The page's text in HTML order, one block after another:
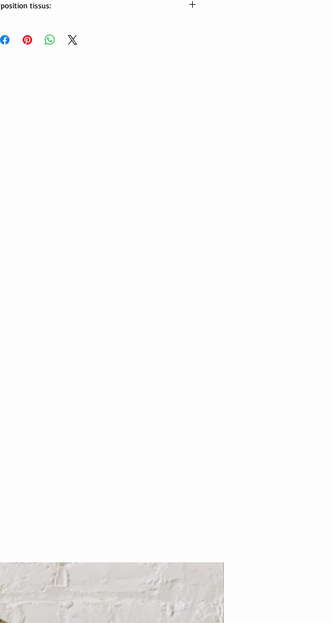
tissus:
coton, 5% élasthanne